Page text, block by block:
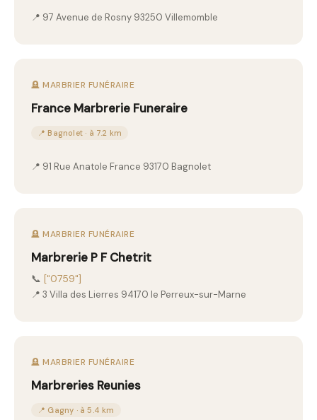
📍 97 Avenue de Rosny 93250 Villemomble
🪦 MARBRIER FUNÉRAIRE
France Marbrerie Funeraire
📍 Bagnolet · à 7.2 km
📍 91 Rue Anatole France 93170 Bagnolet
🪦 MARBRIER FUNÉRAIRE
Marbrerie P F Chetrit
📞 ["0759"]
📍 3 Villa des Lierres 94170 le Perreux-sur-Marne
🪦 MARBRIER FUNÉRAIRE
Marbreries Reunies
📍 Gagny · à 5.4 km